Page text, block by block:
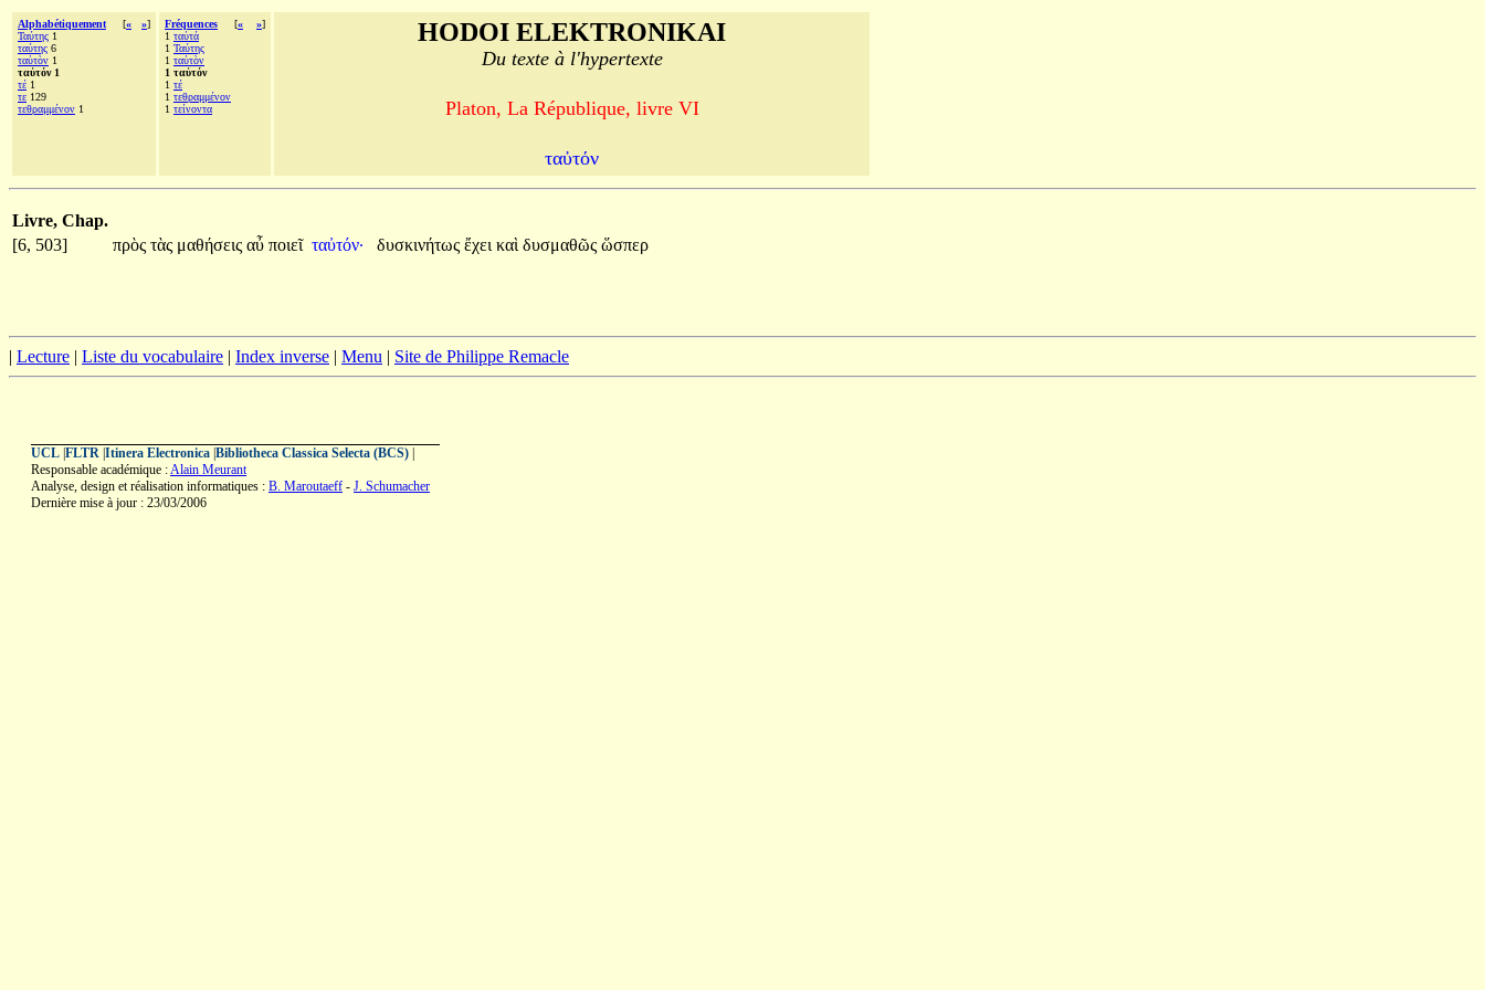
Alphabétiquement [« »]
Ταύτης 1
ταύτης 6
ταὐτὸν 1
ταὐτόν 1
τέ 1
τε 129
τεθραμμένον 1
Fréquences [« »]
1 ταὐτά
1 Ταύτης
1 ταὐτὸν
1 ταὐτόν
1 τέ
1 τεθραμμένον
1 τείνοντα
HODOI ELEKTRONIKAI
Du texte à l'hypertexte
Platon, La République, livre VI
ταὐτόν
Livre, Chap.
[6, 503]
πρὸς τὰς μαθήσεις αὖ ποιεῖ ταὐτόν· δυσκινήτως ἔχει καὶ δυσμαθῶς ὥσπερ
| Lecture | Liste du vocabulaire | Index inverse | Menu | Site de Philippe Remacle
UCL FLTR Itinera Electronica Bibliotheca Classica Selecta (BCS)
Responsable académique :Alain Meurant
Analyse, design et réalisation informatiques : B. Maroutaeff - J. Schumacher
Dernière mise à jour : 23/03/2006